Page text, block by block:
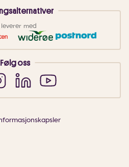
med
Følg oss